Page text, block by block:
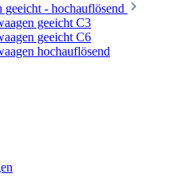
geeicht - hochauflösend
geeicht C3
geeicht C6
hochauflösend